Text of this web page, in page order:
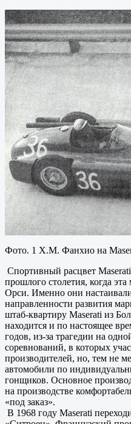
Фото. 1 Х.М. Фанхио на
Спортивный расцвет
прошлого столетия, когда
Орси. Именно они
направленности развития
штаб-квартиру Maserati из
находится и по настоящее
годов, из-за трагедии на
соревнований, в которых
производителей, но, тем не
автомобили по
гонщиков. Основное
на производстве
«под заказ».
В 1968 году Maserati